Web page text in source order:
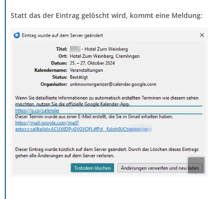
Statt das der Eintrag gelöscht wird, kommt eine Meldung: